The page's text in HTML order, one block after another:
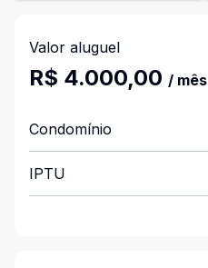
Valor aluguel
R$ 4.000,00 / mês
Condomínio
IPTU